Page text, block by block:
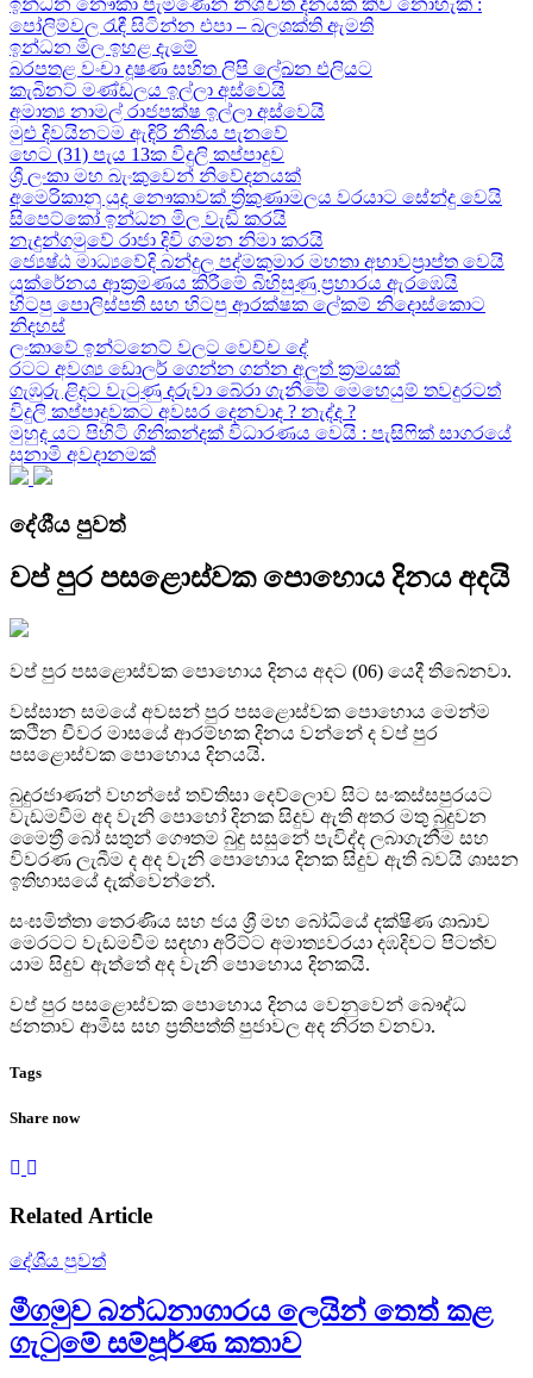
ඉන්ධන නෞකා පැමිණෙන නිශ්චිත දිනයක් කිව නොහැකි :
පෝලිම්වල රැඳී සිටින්න එපා – බලශක්ති ඇමති
ඉන්ධන මිල ඉහළ දැමේ
බරපතළ වංචා දූෂණ සහිත ලිපි ලේඛන එලියට
කැබිනට් මණ්ඩලය ඉල්ලා අස්වෙයි
අමාත්‍ය නාමල් රාජපක්ෂ ඉල්ලා අස්වෙයි
මුළු දිවයිනටම ඇඳිරි නීතිය පැනවේ
හෙට (31) පැය 13ක විදුලි කප්පාදුව
ශ්‍රී ලංකා මහ බැංකුවෙන් නිවේදනයක්
අමෙරිකානු යුද නෞකාවක් ත්‍රිකුණාමලය වරයාට සේන්දු වෙයි
සිපෙට්කෝ ඉන්ධන මිල වැඩි කරයි
නැදුන්ගමුවේ රාජා දිවි ගමන නිමා කරයි
ජ්‍යෙෂ්ඨ මාධ්‍යවේදි බන්දුල පද්මකුමාර මහතා අභාවප්‍රාප්ත වෙයි
යුක්රේනය ආක්‍රමණය කිරීමේ බිහිසුණු ප්‍රහාරය ඇරඹෙයි
හිටපු පොලිස්පති සහ හිටපු ආරක්ෂක ලේකම් නිදොස්කොට
නිදහස්
ලංකාවේ ඉන්ටනෙට් වලට වෙච්ච දේ
රටට අවශ්‍ය ඩොලර් ගෙන්න ගන්න අලුත් ක්‍රමයක්
ගැඹුරු ළිදට වැටුණු දරුවා බේරා ගැනීමේ මෙහෙයුම් තවදුරටත්
විදුලි කප්පාදුවකට අවසර දෙනවාද ? නැද්ද ?
මුහුද යට පිහිටි ගිනිකන්දක් විධාරණය වෙයි : පැසිෆික් සාගරයේ
සුනාමි අවදානමක්
දේශීය පුවත්
වප් පුර පසළොස්වක පොහොය දිනය අදයි
වප් පුර පසළොස්වක පොහොය දිනය අදට (06) යෙදී තිබෙනවා.
වස්සාන සමයේ අවසන් පුර පසළොස්වක පොහොය මෙන්ම
කථින චීවර මාසයේ ආරම්භක දිනය වන්නේ ද වප් පුර
පසළොස්වක පොහොය දිනයයි.
බුදුරජාණන් වහන්සේ තව්තිසා දෙව්ලොව සිට සංකස්සපුරයට
වැඩමවීම අද වැනි පොහෝ දිනක සිදුව ඇති අතර මතු බුදුවන
මෛත්‍රී බෝ සතුන් ගෞතම බුදු සසුනේ පැවිද්ද ලබාගැනීම සහ
විවරණ ලැබීම ද අද වැනි පොහොය දිනක සිදුව ඇති බවයි ශාසන
ඉතිහාසයේ දැක්වෙන්නේ.
සංඝමිත්තා තෙරණිය සහ ජය ශ්‍රී මහ බෝධියේ දක්ෂිණ ශාඛාව
මෙරටට වැඩමවීම සඳහා අරිට්ට අමාත්‍යවරයා දඹදිවට පිටත්ව
යාම සිදුව ඇත්තේ අද වැනි පොහොය දිනකයි.
වප් පුර පසළොස්වක පොහොය දිනය වෙනුවෙන් බෞද්ධ
ජනතාව ආමිස සහ ප්‍රතිපත්ති පුජාවල අද නිරත වනවා.
Tags
Share now
Related Article
දේශීය පුවත්
මීගමුව බන්ධනාගාරය ලෙයින් තෙත් කළ
ගැටුමේ සම්පූර්ණ කතාව